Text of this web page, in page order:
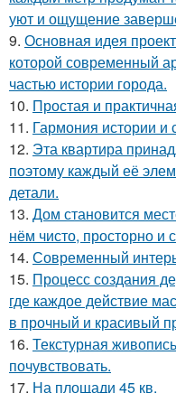
уют и ощущение
9. Основная идея
которой современный
частью истории города.
10. Простая и
11. Гармония истории и
12. Эта квартира
поэтому каждый её
детали.
13. Дом становится
нём чисто, просторно и
14. Современный
15. Процесс создания
где каждое действие
в прочный и красивый
16. Текстурная
почувствовать.
17. На площади 45 кв.